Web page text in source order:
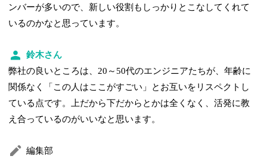
ンバーが多いので、新しい役割もしっかりとこなしてくれて
いるのかなと思っています。
鈴木さん
弊社の良いところは、20～50代のエンジニアたちが、年齢に
関係なく「この人はここがすごい」とお互いをリスペクトし
ている点です。上だから下だからとかは全くなく、活発に教
え合っているのがいいなと思います。
編集部